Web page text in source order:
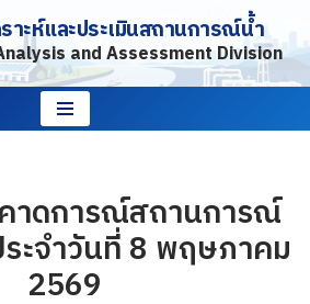
าะห์และประเมินสถานการณ์น้ำ
and Assessment Division
าดการณ์สถานการณ์
ะจำวันที่ 8 พฤษภาคม
2569